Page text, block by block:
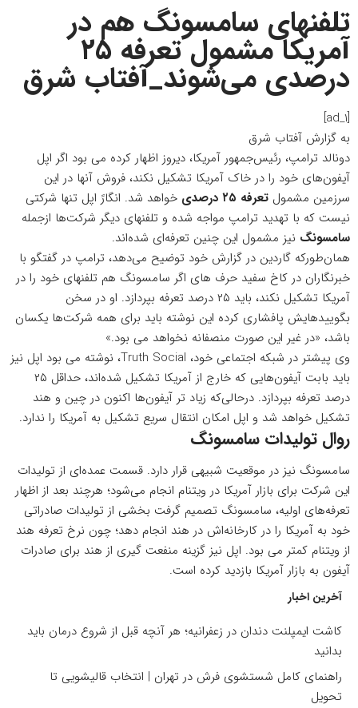
تلفنهای سامسونگ هم در
آمریکا مشمول تعرفه ۲۵
درصدی می‌شوند_آفتاب شرق
[ad_1]
به گزارش آفتاب شرق
دونالد ترامپ، رئیس‌جمهور آمریکا، دیروز اظهار کرده می بود اگر اپل
آیفون‌های خود را در خاک آمریکا تشکیل نکند، فروش آنها در این
سرزمین مشمول تعرفه ۲۵ درصدی
خواهد شد. انگارً اپل تنها شرکتی
نیست که با تهدید ترامپ مواجه شده و تلفنهای دیگر شرکت‌ها ازجمله
سامسونگ نیز مشمول این چنین تعرفه‌ای شده‌اند.
همان‌طورکه گاردین در گزارش خود توضیح می‌دهد، ترامپ در گفتگو با
خبرنگاران در کاخ سفید حرف های اگر سامسونگ هم تلفنهای خود را در
آمریکا تشکیل نکند، باید ۲۵ درصد تعرفه بپردازد. او در سخن
بگویید‌هایش پافشاری کرده این نوشته باید برای همه شرکت‌ها یکسان
باشد، «در غیر این صورت منصفانه نخواهد می بود.»
وی پیشتر در شبکه اجتماعی
خود، Truth Social، نوشته می بود اپل نیز
باید بابت آیفون‌هایی که خارج از آمریکا تشکیل شده‌اند، حداقل ۲۵
درصد تعرفه بپردازد. درحالی‌که زیاد تر آیفون‌ها اکنون در چین و هند
تشکیل خواهد شد و اپل امکان انتقال سریع تشکیل به آمریکا را ندارد.
روال تولیدات سامسونگ
سامسونگ نیز در موقعیت شبیهی قرار دارد. قسمت عمده‌ای از تولیدات
این شرکت برای بازار آمریکا در ویتنام انجام می‌شود؛ هرچند بعد از اظهار
تعرفه‌های اولیه، سامسونگ تصمیم گرفت بخشی از تولیدات صادراتی
خود به آمریکا را در کارخانه‌اش در هند انجام دهد؛ چون نرخ تعرفه هند
از ویتنام کمتر می بود. اپل نیز گزینه منفعت گیری از هند برای صادرات
آیفون به بازار آمریکا بازدید کرده است.
آخرین اخبار
کاشت ایمپلنت دندان در زعفرانیه؛ هر آنچه قبل از شروع درمان باید
بدانید
راهنمای کامل شستشوی فرش در تهران | انتخاب قالیشویی تا
تحویل